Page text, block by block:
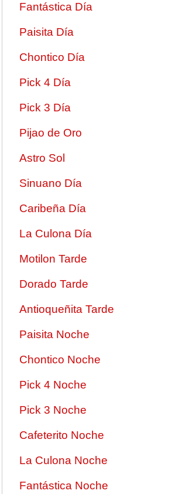
Fantástica Día
Paisita Día
Chontico Día
Pick 4 Día
Pick 3 Día
Pijao de Oro
Astro Sol
Sinuano Día
Caribeña Día
La Culona Día
Motilon Tarde
Dorado Tarde
Antioqueñita Tarde
Paisita Noche
Chontico Noche
Pick 4 Noche
Pick 3 Noche
Cafeterito Noche
La Culona Noche
Fantástica Noche